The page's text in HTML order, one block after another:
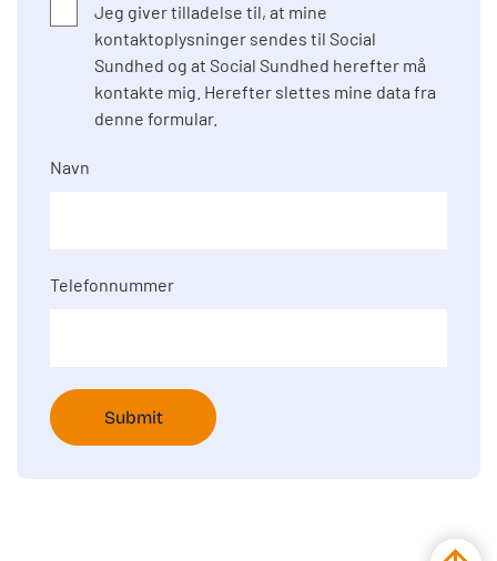
Jeg giver tilladelse til, at mine
kontaktoplysninger sendes til Social
Sundhed og at Social Sundhed herefter må
kontakte mig. Herefter slettes mine data fra
denne formular.
Navn
Telefonnummer